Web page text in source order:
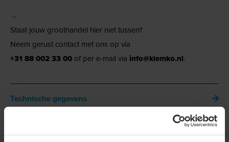
→
Staat jouw groothandel hier niet tussen?
Neem gerust contact met ons op via
+31 88 002 33 00 of per e-mail via info@klemko.nl.
Technische gegevens
Technische gegevens